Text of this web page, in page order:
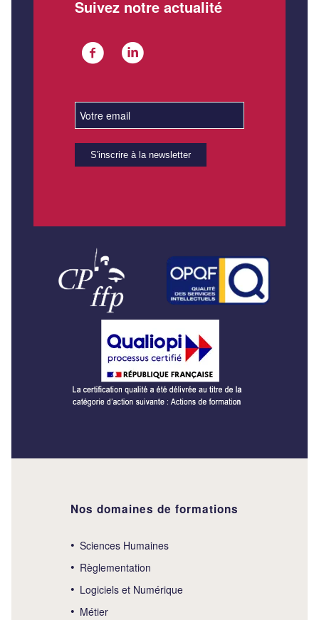
Suivez notre actualité
Nos domaines de formations
Sciences Humaines
Règlementation
Logiciels et Numérique
Métier